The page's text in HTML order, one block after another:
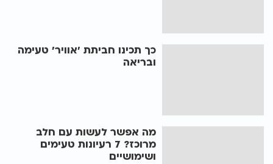
כך תכינו חביתת 'אוויר' טעימה
ובריאה
מה אפשר לעשות עם חלב
מרוכז? 7 רעיונות טעימים
ושימושיים